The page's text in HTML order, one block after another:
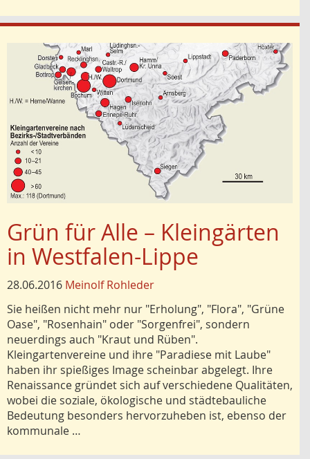
Grün für Alle – Kleingärten
in Westfalen-Lippe
28.06.2016 Meinolf Rohleder
Sie heißen nicht mehr nur "Erholung", "Flora", "Grüne
Oase", "Rosenhain" oder "Sorgenfrei", sondern
neuerdings auch "Kraut und Rüben".
Kleingartenvereine und ihre "Paradiese mit Laube"
haben ihr spießiges Image scheinbar abgelegt. Ihre
Renaissance gründet sich auf verschiedene Qualitäten,
wobei die soziale, ökologische und städtebauliche
Bedeutung besonders hervorzuheben ist, ebenso der
kommunale …